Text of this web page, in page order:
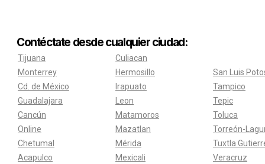
Contéctate desde cualquier ciudad:
Tijuana
Monterrey
Cd. de México
Guadalajara
Cancún
Online
Chetumal
Acapulco
Culiacan
Hermosillo
Irapuato
Leon
Matamoros
Mazatlan
Mérida
Mexicali
San Luis
Tampico
Tepic
Toluca
Torreón-
Tuxtla
Veracruz